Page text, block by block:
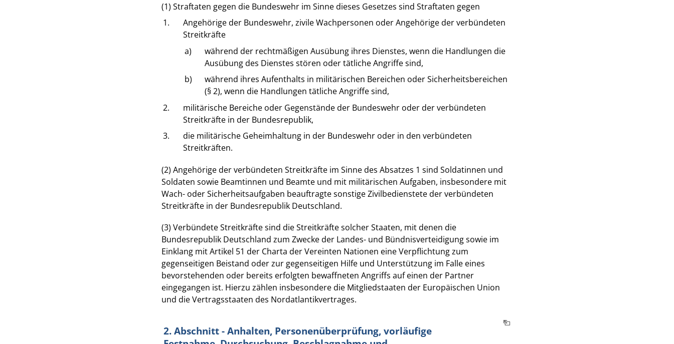
(1) Straftaten gegen die Bundeswehr im Sinne dieses Gesetzes sind Straftaten gegen
1.
Angehörige der Bundeswehr, zivile Wachpersonen oder Angehörige der verbündeten
Streitkräfte
a)
während der rechtmäßigen Ausübung ihres Dienstes, wenn die Handlungen die
Ausübung des Dienstes stören oder tätliche Angriffe sind,
b)
während ihres Aufenthalts in militärischen Bereichen oder Sicherheitsbereichen
(§ 2), wenn die Handlungen tätliche Angriffe sind,
2.
militärische Bereiche oder Gegenstände der Bundeswehr oder der verbündeten
Streitkräfte in der Bundesrepublik,
3.
die militärische Geheimhaltung in der Bundeswehr oder in den verbündeten
Streitkräften.
(2) Angehörige der verbündeten Streitkräfte im Sinne des Absatzes 1 sind Soldatinnen und
Soldaten sowie Beamtinnen und Beamte und mit militärischen Aufgaben, insbesondere mit
Wach- oder Sicherheitsaufgaben beauftragte sonstige Zivilbedienstete der verbündeten
Streitkräfte in der Bundesrepublik Deutschland.
(3) Verbündete Streitkräfte sind die Streitkräfte solcher Staaten, mit denen die
Bundesrepublik Deutschland zum Zwecke der Landes- und Bündnisverteidigung sowie im
Einklang mit Artikel 51 der Charta der Vereinten Nationen eine Verpflichtung zum
gegenseitigen Beistand oder zur gegenseitigen Hilfe und Unterstützung im Falle eines
bevorstehenden oder bereits erfolgten bewaffneten Angriffs auf einen der Partner
eingegangen ist. Hierzu zählen insbesondere die Mitgliedstaaten der Europäischen Union
und die Vertragsstaaten des Nordatlantikvertrages.
2. Abschnitt - Anhalten, Personenüberprüfung, vorläufige